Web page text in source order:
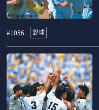
#1056 野球